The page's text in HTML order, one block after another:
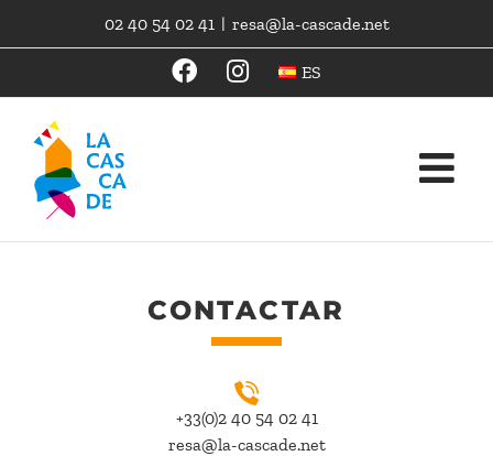
02 40 54 02 41 | resa@la-cascade.net
ES
CONTACTAR
+33(0)2 40 54 02 41
resa@la-cascade.net